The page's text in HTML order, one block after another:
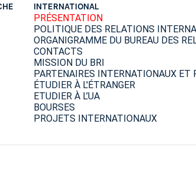
INTERNATIONAL
PRÉSENTATION
POLITIQUE DES RELATIONS
ORGANIGRAMME DU BUREAU DES
CONTACTS
MISSION DU BRI
PARTENAIRES INTERNATIONAUX ET
ÉTUDIER À L'ÉTRANGER
ETUDIER À L’UA
BOURSES
PROJETS INTERNATIONAUX